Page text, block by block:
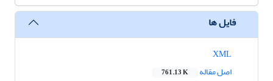
فایل ها
اصل مقاله
761.13 K